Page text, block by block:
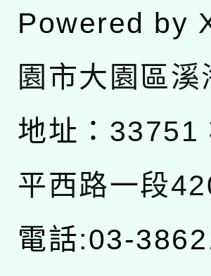
Powered by
園市大園區
地址： 33751
平西路一段
電話:03-